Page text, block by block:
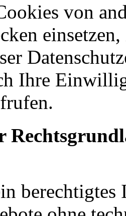
von
Ihre
berechtigtes